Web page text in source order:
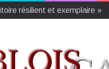
résilient et exemplaire »